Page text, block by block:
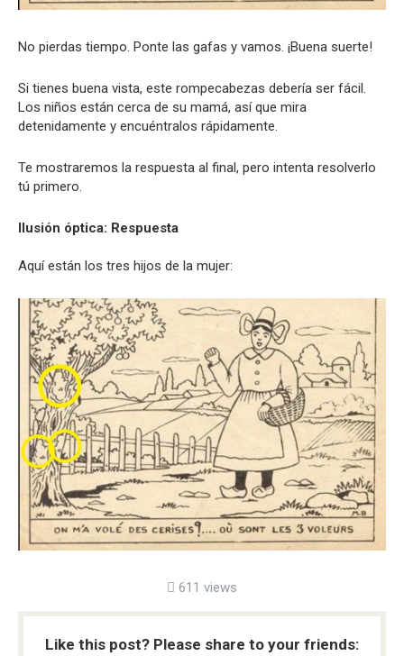
No pierdas tiempo. Ponte las gafas y vamos. ¡Buena suerte!
Si tienes buena vista, este rompecabezas debería ser fácil.
Los niños están cerca de su mamá, así que mira
detenidamente y encuéntralos rápidamente.
Te mostraremos la respuesta al final, pero intenta resolverlo
tú primero.
Ilusión óptica: Respuesta
Aquí están los tres hijos de la mujer:
611 views
Like this post? Please share to your friends: